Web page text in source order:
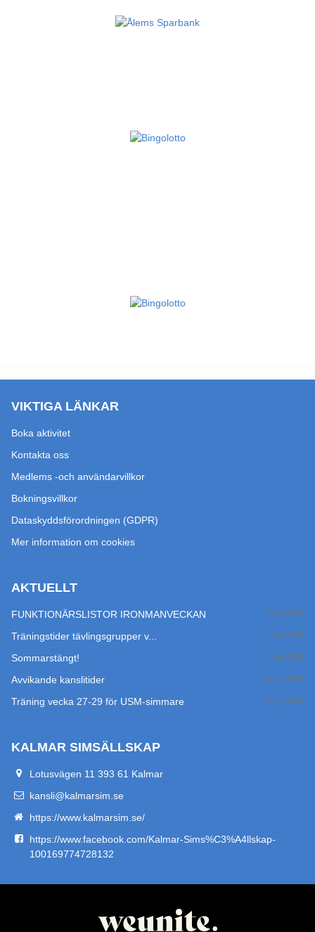
VIKTIGA LÄNKAR
Boka aktivitet
Kontakta oss
Medlems -och användarvillkor
Bokningsvillkor
Dataskyddsförordningen (GDPR)
Mer information om cookies
AKTUELLT
FUNKTIONÄRSLISTOR IRONMANVECKAN 27 jul 2026
Träningstider tävlingsgrupper v... 17 jul 2026
Sommarstängt! 14 jul 2026
Avvikande kanslitider 29 jun 2026
Träning vecka 27-29 för USM-simmare 24 jun 2026
KALMAR SIMSÄLLSKAP
Lotusvägen 11 393 61 Kalmar
kansli@kalmarsim.se
https://www.kalmarsim.se/
https://www.facebook.com/Kalmar-Sims%C3%A4llskap-
100169774728132